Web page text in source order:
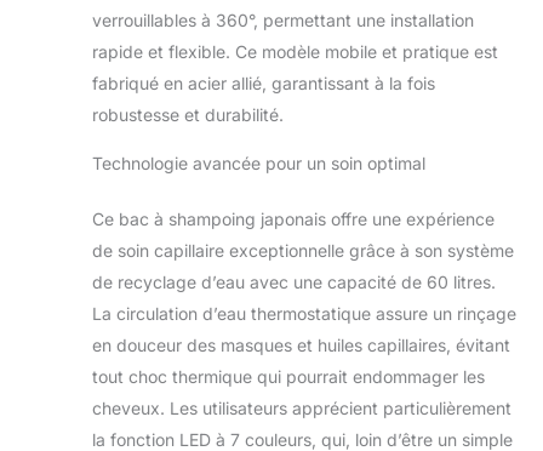
verrouillables à 360°, permettant une installation
rapide et flexible. Ce modèle mobile et pratique est
fabriqué en acier allié, garantissant à la fois
robustesse et durabilité.
Technologie avancée pour un soin optimal
Ce bac à shampoing japonais offre une expérience
de soin capillaire exceptionnelle grâce à son système
de recyclage d’eau avec une capacité de 60 litres.
La circulation d’eau thermostatique assure un rinçage
en douceur des masques et huiles capillaires, évitant
tout choc thermique qui pourrait endommager les
cheveux. Les utilisateurs apprécient particulièrement
la fonction LED à 7 couleurs, qui, loin d’être un simple